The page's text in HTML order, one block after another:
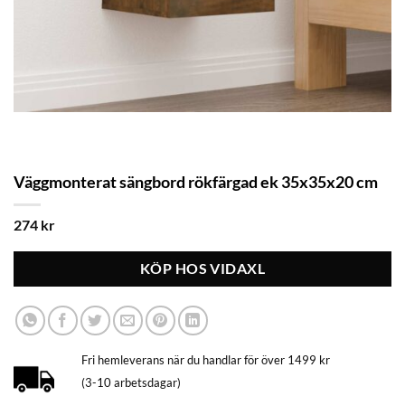
Väggmonterat sängbord rökfärgad ek 35x35x20 cm
274 kr
KÖP HOS VIDAXL
Fri hemleverans när du handlar för över 1499 kr
(3-10 arbetsdagar)